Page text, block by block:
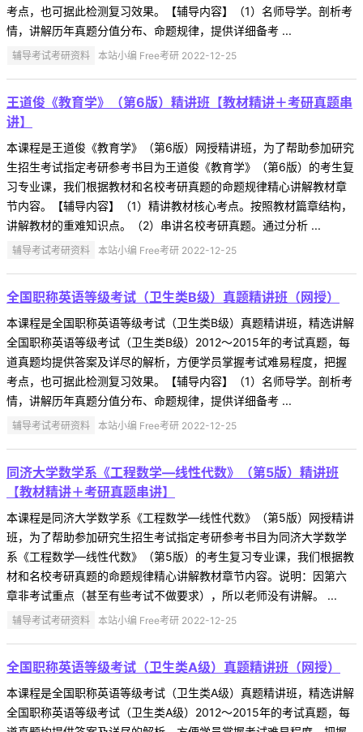
考点，也可据此检测复习效果。【辅导内容】（1）名师导学。剖析考
情，讲解历年真题分值分布、命题规律，提供详细备考 ...
辅导考试考研资料 本站小编 Free考研 2022-12-25
王道俊《教育学》（第6版）精讲班【教材精讲＋考研真题串
讲】
本课程是王道俊《教育学》（第6版）网授精讲班，为了帮助参加研究
生招生考试指定考研参考书目为王道俊《教育学》（第6版）的考生复
习专业课，我们根据教材和名校考研真题的命题规律精心讲解教材章
节内容。【辅导内容】（1）精讲教材核心考点。按照教材篇章结构，
讲解教材的重难知识点。（2）串讲名校考研真题。通过分析 ...
辅导考试考研资料 本站小编 Free考研 2022-12-25
全国职称英语等级考试（卫生类B级）真题精讲班（网授）
本课程是全国职称英语等级考试（卫生类B级）真题精讲班，精选讲解
全国职称英语等级考试（卫生类B级）2012～2015年的考试真题，每
道真题均提供答案及详尽的解析，方便学员掌握考试难易程度，把握
考点，也可据此检测复习效果。【辅导内容】（1）名师导学。剖析考
情，讲解历年真题分值分布、命题规律，提供详细备考 ...
辅导考试考研资料 本站小编 Free考研 2022-12-25
同济大学数学系《工程数学—线性代数》（第5版）精讲班
【教材精讲＋考研真题串讲】
本课程是同济大学数学系《工程数学—线性代数》（第5版）网授精讲
班，为了帮助参加研究生招生考试指定考研参考书目为同济大学数学
系《工程数学—线性代数》（第5版）的考生复习专业课，我们根据教
材和名校考研真题的命题规律精心讲解教材章节内容。说明：因第六
章非考试重点（甚至有些考试不做要求），所以老师没有讲解。 ...
辅导考试考研资料 本站小编 Free考研 2022-12-25
全国职称英语等级考试（卫生类A级）真题精讲班（网授）
本课程是全国职称英语等级考试（卫生类A级）真题精讲班，精选讲解
全国职称英语等级考试（卫生类A级）2012～2015年的考试真题，每